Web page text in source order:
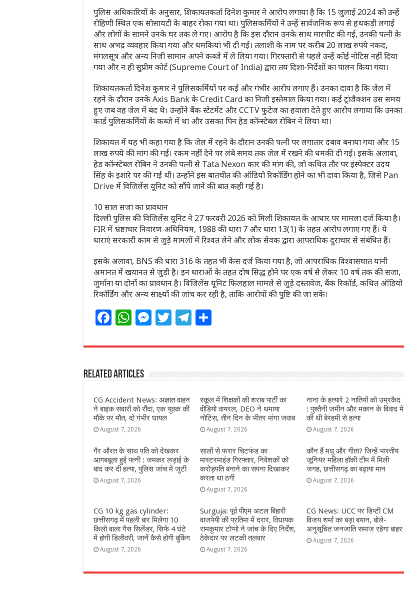
पुलिस अधिकारियों के अनुसार, शिकायतकर्ता दिनेश कुमार ने आरोप लगाया है कि 15 जुलाई 2024 को उन्हें
रोहिणी स्थित एक सोसायटी के बाहर रोका गया था। पुलिसकर्मियों ने उन्हें सार्वजनिक रूप से हथकड़ी लगाई
और लोगों के सामने उनके घर तक ले गए। आरोप है कि इस दौरान उनके साथ मारपीट की गई, उनकी पत्नी के
साथ अभद्र व्यवहार किया गया और धमकियां भी दी गईं। तलाशी के नाम पर करीब 20 लाख रुपये नकद,
मंगलसूत्र और अन्य निजी सामान अपने कब्जे में ले लिया गया। गिरफ्तारी से पहले उन्हें कोई नोटिस नहीं दिया
गया और न ही सुप्रीम कोर्ट (Supreme Court of India) द्वारा तय दिशा-निर्देशों का पालन किया गया।
शिकायतकर्ता दिनेश कुमार ने पुलिसकर्मियों पर कई और गंभीर आरोप लगाए हैं। उनका दावा है कि जेल में
रहने के दौरान उनके Axis Bank के Credit Card का निजी इस्तेमाल किया गया। कई ट्रांजैक्शन उस समय
हुए जब वह जेल में बंद थे। उन्होंने बैंक स्टेटमेंट और CCTV फुटेज का हवाला देते हुए आरोप लगाया कि उनका
कार्ड पुलिसकर्मियों के कब्जे में था और उसका पिन हेड कॉन्स्टेबल रोबिन ने लिया था।
शिकायत में यह भी कहा गया है कि जेल में रहने के दौरान उनकी पत्नी पर लगातार दबाव बनाया गया और 15
लाख रुपये की मांग की गई। रकम नहीं देने पर लंबे समय तक जेल में रखने की धमकी दी गई। इसके अलावा,
हेड कॉन्स्टेबल रोबिन ने उनकी पत्नी से Tata Nexon कार की मांग की, जो कथित तौर पर इंस्पेक्टर उदय
सिंह के इशारे पर की गई थी। उन्होंने इस बातचीत की ऑडियो रिकॉर्डिंग होने का भी दावा किया है, जिसे Pan
Drive में विजिलेंस यूनिट को सौंपे जाने की बात कही गई है।
10 साल सजा का प्रावधान
दिल्ली पुलिस की विजिलेंस यूनिट ने 27 फरवरी 2026 को मिली शिकायत के आधार पर मामला दर्ज किया है।
FIR में भ्रष्टाचार निवारण अधिनियम, 1988 की धारा 7 और धारा 13(1) के तहत आरोप लगाए गए हैं। ये
धाराएं सरकारी काम से जुड़े मामलों में रिश्वत लेने और लोक सेवक द्वारा आपराधिक दुराचार से संबंधित हैं।
इसके अलावा, BNS की धारा 316 के तहत भी केस दर्ज किया गया है, जो आपराधिक विश्वासघात यानी
अमानत में खयानत से जुड़ी है। इन धाराओं के तहत दोष सिद्ध होने पर एक वर्ष से लेकर 10 वर्ष तक की सजा,
जुर्माना या दोनों का प्रावधान है। विजिलेंस यूनिट फिलहाल मामले से जुड़े दस्तावेज, बैंक रिकॉर्ड, कथित ऑडियो
रिकॉर्डिंग और अन्य साक्ष्यों की जांच कर रही है, ताकि आरोपों की पुष्टि की जा सके।
F
c
e
b
o
o
k
W
at
s
A
p
p
M
ss
n
g
e
T
itt
r
T
e
ra
m
ar
Related Articles
CG Accident News: अज्ञात वाहन
ने बाइक सवारों को रौंदा, एक युवक की
मौके पर मौत, दो गंभीर घायल
August 7, 2026
स्कूल में शिक्षकों की शराब पार्टी का
वीडियो वायरल, DEO ने थमाया
नोटिस, तीन दिन के भीतर मांगा जवाब
August 7, 2026
नाना के हत्यारे 2 नातियों को उम्रकैद
: पुश्तैनी जमीन और मकान के विवाद मे
की थी बेरहमी से हत्या
August 7, 2026
गैर औरत के साथ पति को देखकर
आगबबूला हुई पत्नी : जमकर लड़ाई के
बाद कर दी हत्या, पुलिस जांच मे जुटी
August 7, 2026
सालों से फरार चिटफंड का
मास्टरमाइंड गिरफ्तार, निवेशकों को
करोड़पति बनाने का सपना दिखाकर
करता था ठगी
August 7, 2026
कौन हैं मधु और गीता? जिन्हें भारतीय
जूनियर महिला हॉकी टीम में मिली
जगह, छत्तीसगढ़ का बढ़ाया मान
August 7, 2026
CG 10 kg gas cylinder:
छत्तीसगढ़ में पहली बार मिलेगा 10
किलो वाला गैस सिलेंडर, सिर्फ 4 घंटे
में होगी डिलीवरी, जानें कैसे होगी बुकिंग
August 7, 2026
Surguja: पूर्व पीएम अटल बिहारी
वाजपेयी की प्रतिमा में दरार, विधायक
रामकुमार टोप्पो ने जांच के दिए निर्देश,
ठेकेदार पर लटकी तलवार
August 7, 2026
CG News: UCC पर डिप्टी CM
विजय शर्मा का बड़ा बयान, बोले-
अनुसूचित जनजाति समाज रहेगा बाहर
August 7, 2026